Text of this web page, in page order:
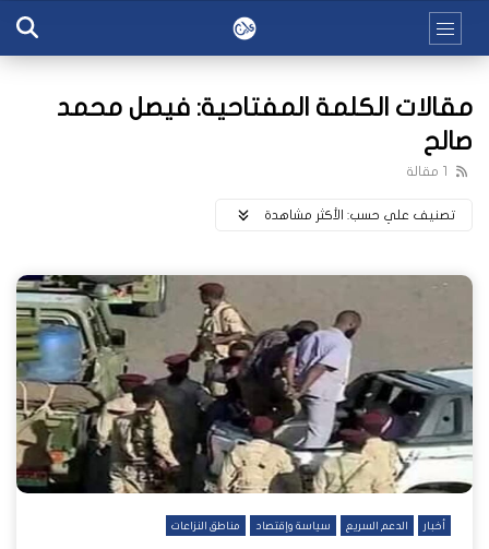
مقالات الكلمة المفتاحية: فيصل محمد
صالح
1 مقالة
تصنيف علي حسب: اﻷكثر مشاهدة
أخبار الدعم السريع سياسة وإقتصاد مناطق النزاعات